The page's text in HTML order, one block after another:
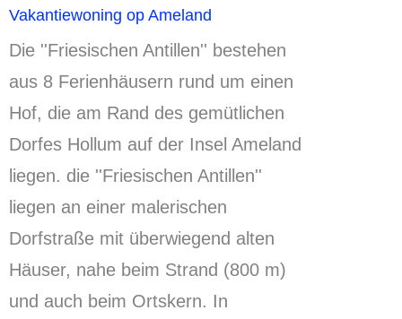
Vakantiewoning op Ameland
Die ''Friesischen Antillen'' bestehen
aus 8 Ferienhäusern rund um einen
Hof, die am Rand des gemütlichen
Dorfes Hollum auf der Insel Ameland
liegen. die ''Friesischen Antillen''
liegen an einer malerischen
Dorfstraße mit überwiegend alten
Häuser, nahe beim Strand (800 m)
und auch beim Ortskern. In